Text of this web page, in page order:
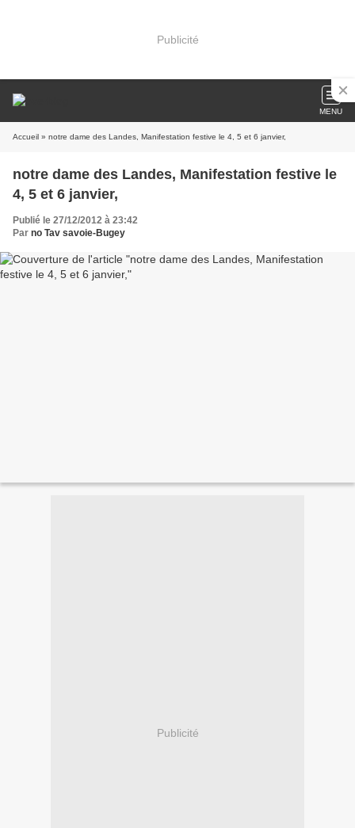
Publicité
MENU
Accueil » notre dame des Landes, Manifestation festive le 4, 5 et 6 janvier,
notre dame des Landes, Manifestation festive le
4, 5 et 6 janvier,
Publié le 27/12/2012 à 23:42
Par no Tav savoie-Bugey
Publicité